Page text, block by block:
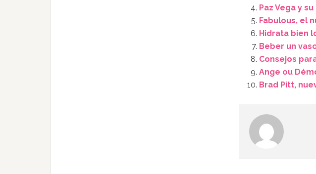
Paz Vega y
Fabulous, el
Hidrata bien
Beber un
Consejos
Ange ou
Brad Pitt,